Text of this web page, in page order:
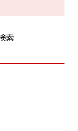
索